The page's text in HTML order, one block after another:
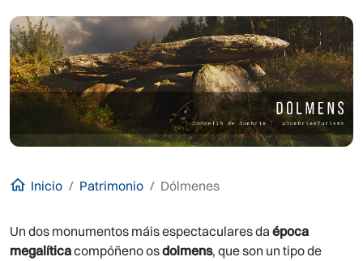
Inicio Patrimonio Dólmenes
Un dos monumentos máis espectaculares daépoca
megalíticacompóñeno osdolmens, que son un tipo de